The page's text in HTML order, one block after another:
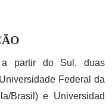
a partir do Sul, duas
Federal da
Brasil) e Universidad